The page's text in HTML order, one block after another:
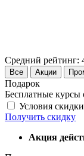
Средний рейтинг:
Все Акции
Подарок
Бесплатные курсы
Условия скидки
Получить скидку
Акция